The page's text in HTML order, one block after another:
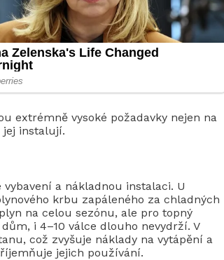
extrémně vysoké požadavky nejen na
instalují.
a nákladnou instalaci. U
krbu zapáleného za chladných
na celou sezónu, ale pro topný
i 4–10 válce dlouho nevydrží. V
což zvyšuje náklady na vytápění a
jejich používání.